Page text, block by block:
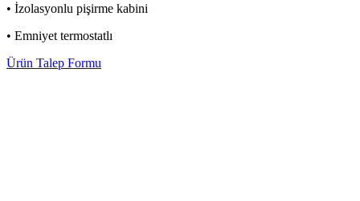
• İzolasyonlu pişirme kabini
• Emniyet termostatlı
Ürün Talep Formu